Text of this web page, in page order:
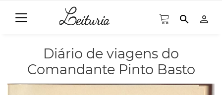
search person_outline
Diário de viagens do
Comandante Pinto Basto